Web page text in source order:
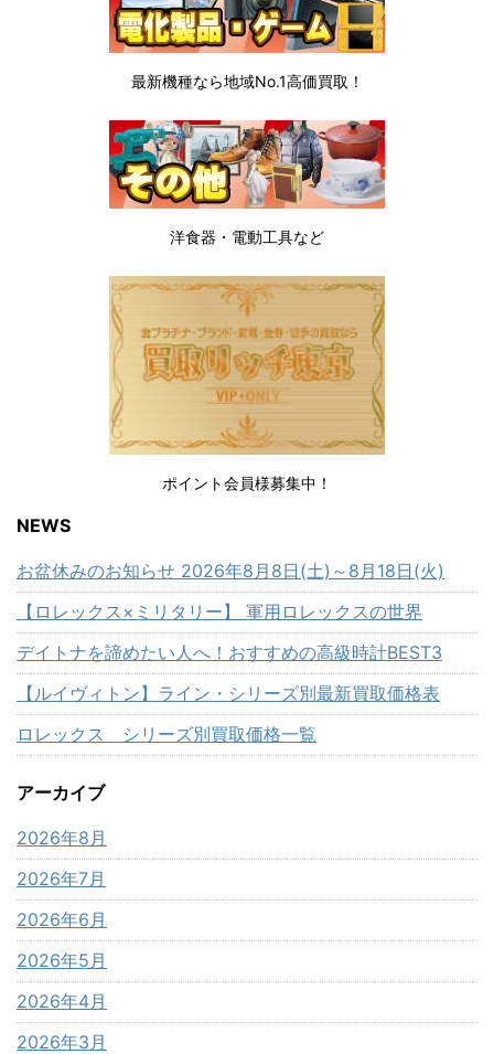
最新機種なら地域No.1高価買取！
洋食器・電動工具など
ポイント会員様募集中！
NEWS
お盆休みのお知らせ 2026年8月8日(土)～8月18日(火)
【ロレックス×ミリタリー】 軍用ロレックスの世界
デイトナを諦めたい人へ！おすすめの高級時計BEST3
【ルイヴィトン】ライン・シリーズ別最新買取価格表
ロレックス シリーズ別買取価格一覧
アーカイブ
2026年8月
2026年7月
2026年6月
2026年5月
2026年4月
2026年3月